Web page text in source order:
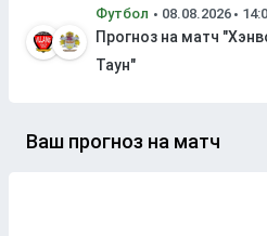
Футбол
Прогноз на матч
Таун"
Ваш прогноз на матч